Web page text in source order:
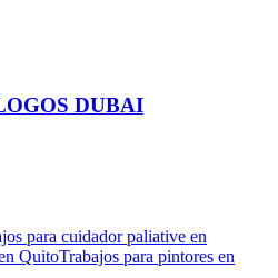
DUBAI
para cuidador paliative en
QuitoTrabajos para pintores en